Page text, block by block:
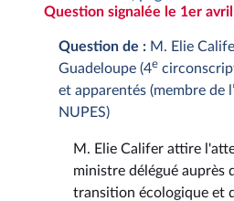
Question signalée le 1er
Question de : M. Elie
Guadeloupe (4e
et apparentés (membre de
NUPES)
M. Elie Califer attire
ministre délégué auprès
transition écologique et